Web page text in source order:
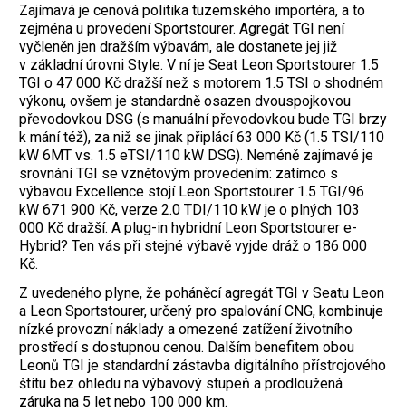
Zajímavá je cenová politika tuzemského importéra, a to
zejména u provedení Sports­tourer. Agregát TGI není
vyčleněn jen dražším výbavám, ale dostanete jej již
v základní úrovni Style. V ní je Seat Leon Sports­tourer 1.5
TGI o 47 000 Kč dražší než s motorem 1.5 TSI o shodném
výkonu, ovšem je standardně osazen dvouspojkovou
převodovkou DSG (s manuální převodovkou bude TGI brzy
k mání též), za niž se jinak připlácí 63 000 Kč (1.5 TSI/110
kW 6MT vs. 1.5 eTSI/110 kW DSG). Neméně zajímavé je
srovnání TGI se vznětovým provedením: zatímco s
výbavou Excellence stojí Leon Sportstourer 1.5 TGI/96
kW 671 900 Kč, verze 2.0 TDI/110 kW je o plných 103
000 Kč dražší. A plug-in hybridní Leon Sportstourer e-
Hybrid? Ten vás při stejné výbavě vyjde dráž o 186 000
Kč.
Z uvedeného plyne, že poháněcí agregát TGI v Seatu Leon
a Leon Sportstourer, určený pro spalování CNG, kombinuje
nízké provozní náklady a omezené zatížení životního
prostředí s dostupnou cenou. Dalším benefitem obou
Leonů TGI je standardní zástavba digitálního přístrojového
štítu bez ohledu na výbavový stupeň a prodloužená
záruka na 5 let nebo 100 000 km.